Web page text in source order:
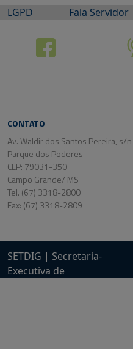
LGPD
Fala Servidor
CONTATO
Av. Waldir dos Santos Pereira, s/n
Parque dos Poderes
CEP: 79031-350
Campo Grande/ MS
Tel. (67) 3318-2800
Fax: (67) 3318-2809
SETDIG | Secretaria-
Executiva de